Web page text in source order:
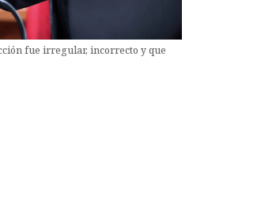
fue irregular, incorrecto y que